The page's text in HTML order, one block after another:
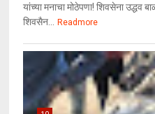
यांच्या मनाचा मोठेपणा! शिवसेना उद्धव
शिवसैन...
Readmore